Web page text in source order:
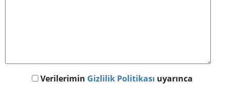
Verilerimin Gizlilik Politikası uyarınca